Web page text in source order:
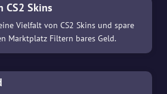
CS2 Skins
Vielfalt von CS2 Skins und spare
Marktplatz Filtern bares Geld.